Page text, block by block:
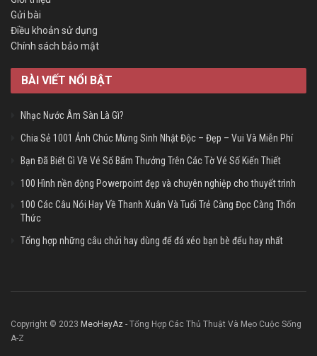
Gửi bài
Điều khoản sử dụng
Chính sách bảo mật
BÀI VIẾT NỔI BẬT
Nhạc Nước Âm Sàn Là Gì?
Chia Sẻ 1001 Ảnh Chúc Mừng Sinh Nhật Độc – Đẹp – Vui Và Miễn Phí
Bạn Đã Biết Gì Về Vé Số Bấm Thưởng Trên Các Tờ Vé Số Kiến Thiết
100 Hình nền động Powerpoint đẹp và chuyên nghiệp cho thuyết trình
100 Các Câu Nói Hay Về Thanh Xuân Và Tuổi Trẻ Càng Đọc Càng Thổn
Thức
Tổng hợp những câu chửi hay dùng để đá xéo bạn bè đểu hay nhất
Copyright © 2023 MeoHayAz - Tổng Hợp Các Thủ Thuật Và Mẹo Cuộc Sống
A-Z